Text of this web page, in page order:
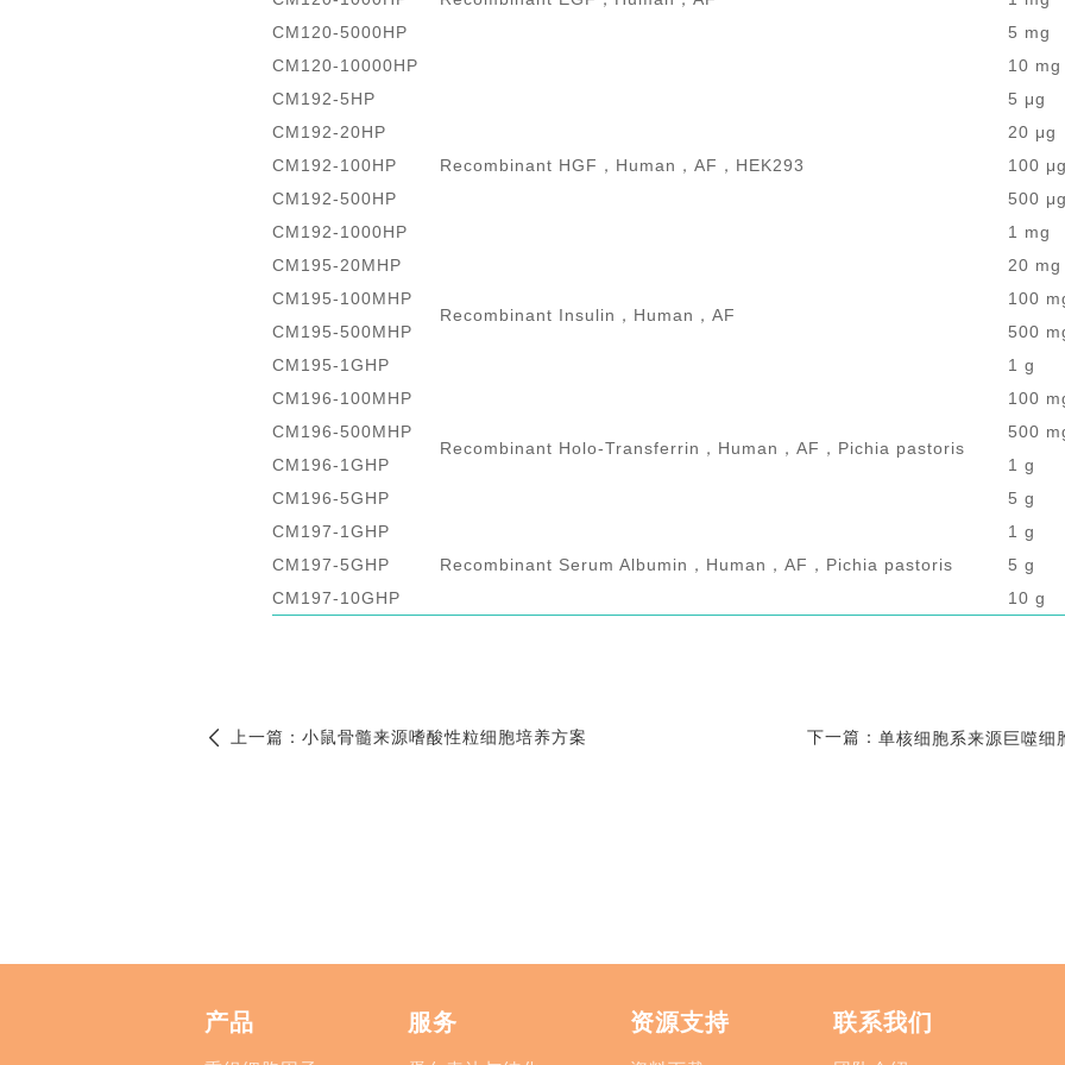
CM120-5000HP
5 mg
CM120-10000HP
10 mg
CM192-5HP
Recombinant HGF，Human，AF，HEK293
5 μg
CM192-20HP
20 μg
CM192-100HP
100 μg
CM192-500HP
500 μg
CM192-1000HP
1 mg
CM195-20MHP
Recombinant Insulin，Human，AF
20 mg
CM195-100MHP
100
CM195-500MHP
500
CM195-1GHP
1 g
CM196-100MHP
Recombinant Holo-Transferrin，Human，AF，Pichia pastoris
100
CM196-500MHP
500
CM196-1GHP
1 g
CM196-5GHP
5 g
CM197-1GHP
Recombinant Serum Albumin，Human，AF，Pichia pastoris
1 g
CM197-5GHP
5 g
CM197-10GHP
10 g
上一篇： 小鼠骨髓来源嗜酸性粒细胞培养方案 下一篇： 单核细胞系来源巨噬细
产品 服务 资源支持 联系我们